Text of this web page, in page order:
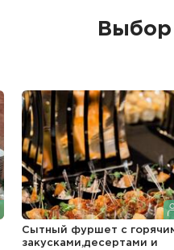
Выбор
Сытный фуршет с
закусками,десертами и